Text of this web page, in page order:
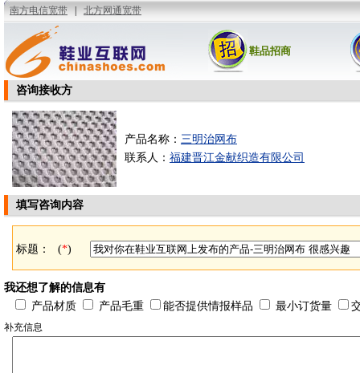
鞋品招商
咨询接收方
产品名称： 三明治网布
联系人： 福建晋江金献织造有限公司
填写咨询内容
标题： (*)
我还想了解的信息有
产品材质
产品毛重 能否提供情报样品 最小订货量
补充信息